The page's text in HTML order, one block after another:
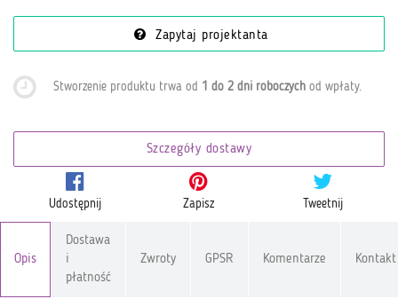
Zapytaj projektanta
Stworzenie produktu trwa od 1 do 2 dni roboczych od wpłaty.
Szczegóły dostawy
Udostępnij Zapisz Tweetnij
Opis
Dostawa
i
płatność
Zwroty GPSR Komentarze Kontakt